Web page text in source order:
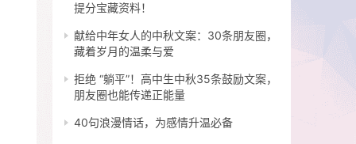
提分宝藏资料！
献给中年女人的中秋文案：30条朋友圈，
藏着岁月的温柔与爱
拒绝 “躺平”！高中生中秋35条鼓励文案，
朋友圈也能传递正能量
40句浪漫情话，为感情升温必备